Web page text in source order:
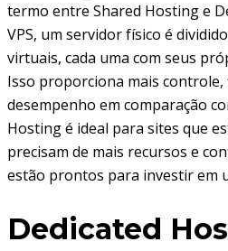
termo entre Shared Hosting e
VPS, um servidor físico é
virtuais, cada uma com seus
Isso proporciona mais controle,
desempenho em comparação
Hosting é ideal para sites que
precisam de mais recursos e
estão prontos para investir em
Dedicated